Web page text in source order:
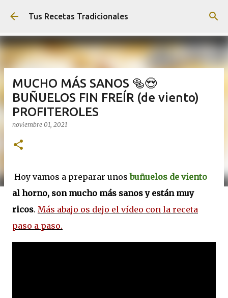
Ir al contenido principal
Tus Recetas Tradicionales
MUCHO MÁS SANOS 🥯😍
BUÑUELOS FIN FREÍR (de viento)
PROFITEROLES
noviembre 01, 2021
Hoy vamos a preparar unosbuñuelos de viento
al horno, son mucho más sanos y están muy
ricos. Más abajo os dejo el vídeo con la receta
paso a paso.